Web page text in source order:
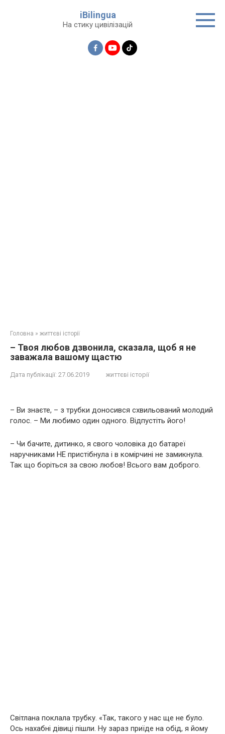
iBilingua
На стику цивілізацій
Головна » життєві історії
– Твоя любов дзвонила, сказала, щоб я не
заважала вашому щастю
Дата публікації: 27.06.2019 життєві історії
– Ви знаєте, – з трубки доносився схвильований молодий
голос. – Ми любимо один одного. Відпустіть його!
– Чи бачите, дитинко, я свого чоловіка до батареї
наручниками НЕ пристібнула і в комірчині не замикнула.
Так що боріться за свою любов! Всього вам доброго.
Світлана поклала трубку. «Так, такого у нас ще не було.
Ось нахабні дівиці пішли. Ну зараз приїде на обід, я йому